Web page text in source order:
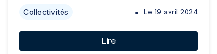
Collectivités Le 19 avril 2024
Lire